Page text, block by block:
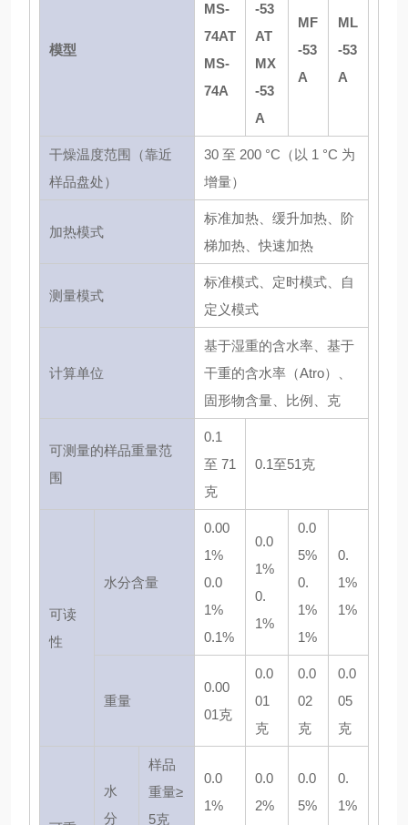
模型
MS-
74AT
MS-
74A
-53
AT
MX
-53
A
MF
-53
A
ML
-53
A
干燥温度范围（靠近
样品盘处）
30 至 200 °C（以 1 °C 为
增量）
加热模式
标准加热、缓升加热、阶
梯加热、快速加热
测量模式
标准模式、定时模式、自
定义模式
计算单位
基于湿重的含水率、基于
干重的含水率（Atro）、
固形物含量、比例、克
可测量的样品重量范
围
0.1
至 71
克
0.1至51克
可读
性
水分含量
0.00
1%
0.0
1%
0.1%
0.0
1%
0.
1%
0.0
5%
0.
1%
1%
0.
1%
1%
重量
0.00
01克
0.0
01
克
0.0
02
克
0.0
05
克
水
分
样品
重量≥
5克
0.0
1%
0.0
2%
0.0
5%
0.
1%